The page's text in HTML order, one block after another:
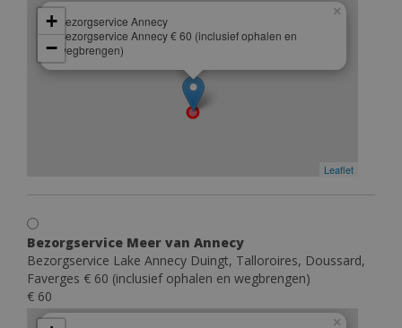
Bezorgservice Annecy
Bezorgservice Annecy € 60 (inclusief ophalen en
wegbrengen)
×
+
−
Leaflet
Bezorgservice Meer van Annecy
Bezorgservice Lake Annecy Duingt, Talloroires, Doussard,
Faverges € 60 (inclusief ophalen en wegbrengen)
€ 60
×